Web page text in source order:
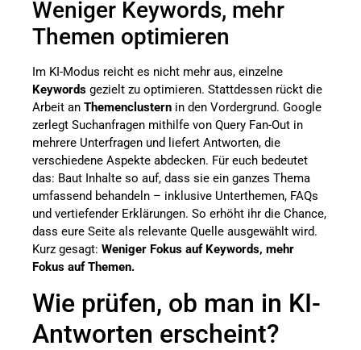
Weniger Keywords, mehr
Themen optimieren
Im KI-Modus reicht es nicht mehr aus, einzelne
Keywords gezielt zu optimieren. Stattdessen rückt die
Arbeit an Themenclustern in den Vordergrund. Google
zerlegt Suchanfragen mithilfe von Query Fan-Out in
mehrere Unterfragen und liefert Antworten, die
verschiedene Aspekte abdecken. Für euch bedeutet
das: Baut Inhalte so auf, dass sie ein ganzes Thema
umfassend behandeln – inklusive Unterthemen, FAQs
und vertiefender Erklärungen. So erhöht ihr die Chance,
dass eure Seite als relevante Quelle ausgewählt wird.
Kurz gesagt: Weniger Fokus auf Keywords, mehr
Fokus auf Themen.
Wie prüfen, ob man in KI-
Antworten erscheint?